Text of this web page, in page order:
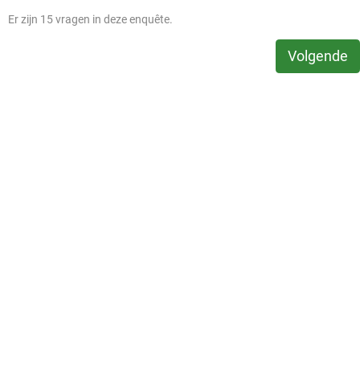
Er zijn 15 vragen in deze enquête.
Volgende